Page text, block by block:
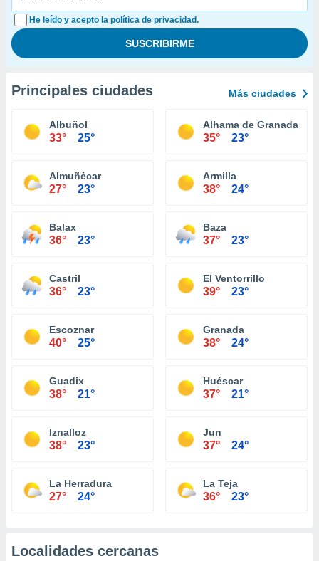
He leído y acepto la política de privacidad.
Principales ciudades Más ciudades
Albuñol
33° 25°
Alhama de Granada
35° 23°
Almuñécar
27° 23°
Armilla
38° 24°
Balax
36° 23°
Baza
37° 23°
Castril
36° 23°
El Ventorrillo
39° 23°
Escoznar
40° 25°
Granada
38° 24°
Guadix
38° 21°
Huéscar
37° 21°
Iznalloz
38° 23°
Jun
37° 24°
La Herradura
27° 24°
La Teja
36° 23°
Localidades cercanas